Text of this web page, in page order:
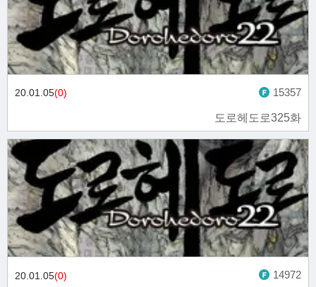
도로헤도로325화
20.01.05(0) 15357
20.01.05(0) 14972